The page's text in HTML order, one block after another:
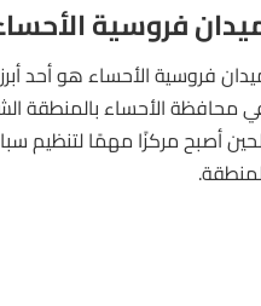
فروسية
فروسيةالأحساء هو أحد
أصبح مركزًا مهمًا لتنظيم